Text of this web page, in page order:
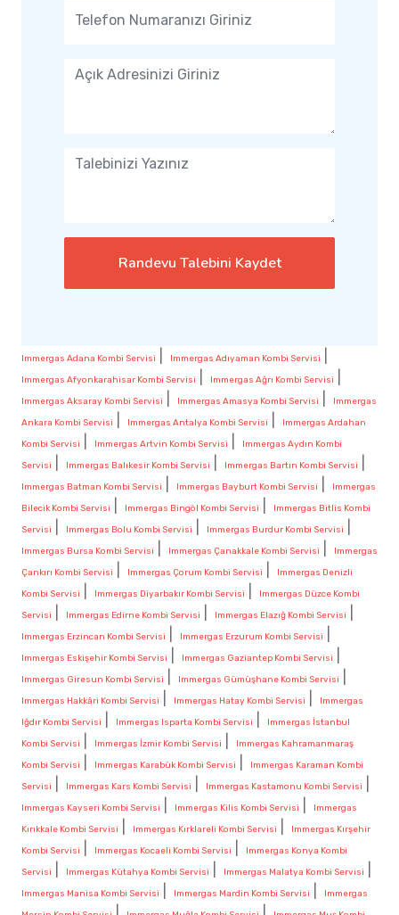
Randevu Talebini Kaydet
Immergas Adana Kombi Servisi Immergas Adıyaman Kombi Servisi
Immergas Afyonkarahisar Kombi Servisi Immergas Ağrı Kombi Servisi
Immergas Aksaray Kombi Servisi Immergas Amasya Kombi Servisi
Immergas
Ankara Kombi Servisi
Immergas Antalya Kombi Servisi
Immergas Ardahan
Kombi Servisi
Immergas Artvin Kombi Servisi
Immergas Aydın Kombi
Servisi
Immergas Balıkesir Kombi Servisi Immergas Bartın Kombi Servisi
Immergas Batman Kombi Servisi Immergas Bayburt Kombi Servisi
Immergas
Bilecik Kombi Servisi
Immergas Bingöl Kombi Servisi
Immergas Bitlis Kombi
Servisi
Immergas Bolu Kombi Servisi Immergas Burdur Kombi Servisi
Immergas Bursa Kombi Servisi Immergas Çanakkale Kombi Servisi
Immergas
Çankırı Kombi Servisi
Immergas Çorum Kombi Servisi
Immergas Denizli
Kombi Servisi
Immergas Diyarbakır Kombi Servisi
Immergas Düzce Kombi
Servisi
Immergas Edirne Kombi Servisi Immergas Elazığ Kombi Servisi
Immergas Erzincan Kombi Servisi Immergas Erzurum Kombi Servisi
Immergas Eskişehir Kombi Servisi Immergas Gaziantep Kombi Servisi
Immergas Giresun Kombi Servisi Immergas Gümüşhane Kombi Servisi
Immergas Hakkâri Kombi Servisi Immergas Hatay Kombi Servisi
Immergas
Iğdır Kombi Servisi
Immergas Isparta Kombi Servisi
Immergas İstanbul
Kombi Servisi
Immergas İzmir Kombi Servisi
Immergas Kahramanmaraş
Kombi Servisi
Immergas Karabük Kombi Servisi
Immergas Karaman Kombi
Servisi
Immergas Kars Kombi Servisi Immergas Kastamonu Kombi Servisi
Immergas Kayseri Kombi Servisi Immergas Kilis Kombi Servisi
Immergas
Kırıkkale Kombi Servisi
Immergas Kırklareli Kombi Servisi
Immergas Kırşehir
Kombi Servisi
Immergas Kocaeli Kombi Servisi
Immergas Konya Kombi
Servisi
Immergas Kütahya Kombi Servisi Immergas Malatya Kombi Servisi
Immergas Manisa Kombi Servisi Immergas Mardin Kombi Servisi
Immergas